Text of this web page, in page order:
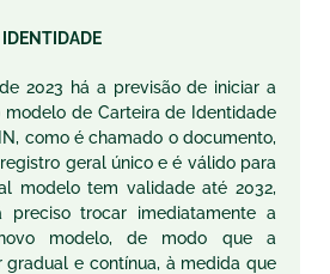
2023 há a previsão de iniciar a
de Carteira de Identidade
como é chamado o documento,
geral único e é válido para
modelo tem validade até 2032,
preciso trocar imediatamente a
modelo, de modo que a
gradual e contínua, à medida que